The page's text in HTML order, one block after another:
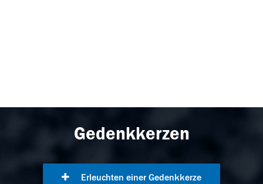
Gedenkkerzen
Erleuchten einer Gedenkkerze